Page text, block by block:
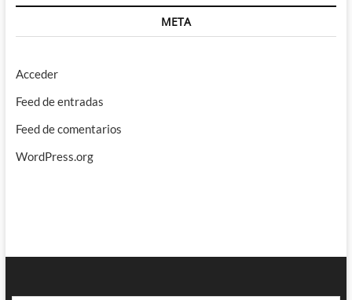
META
Acceder
Feed de entradas
Feed de comentarios
WordPress.org